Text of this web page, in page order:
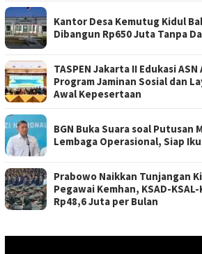
Kantor Desa Kemutug Kidul
Dibangun Rp650 Juta Tanpa
TASPEN Jakarta II Edukasi
Program Jaminan Sosial dan
Awal Kepesertaan
BGN Buka Suara soal Putusan
Lembaga Operasional, Siap
Prabowo Naikkan Tunjangan
Pegawai Kemhan, KSAD-
Rp48,6 Juta per Bulan